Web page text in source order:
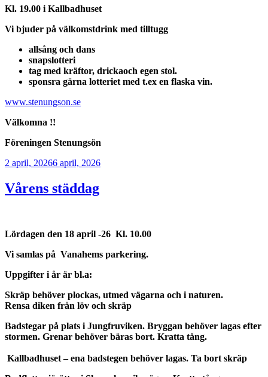
Kl. 19.00 i Kallbadhuset
Vi bjuder på välkomstdrink med tilltugg
allsång och dans
snapslotteri
tag med kräftor, drickaoch egen stol.
sponsra gärna lotteriet med t.ex en flaska vin.
www.stenungson.se
Välkomna !!
Föreningen Stenungsön
Publicerat
2 april, 20266 april, 2026
Vårens städdag
Lördagen den 18 april -26 Kl. 10.00
Vi samlas på Vanahems parkering.
Uppgifter i år är bl.a:
Skräp behöver plockas, utmed vägarna och i naturen.
Rensa diken från löv och skräp
Badstegar på plats i Jungfruviken. Bryggan behöver lagas efter
stormen. Grenar behöver bäras bort. Kratta tång.
Kallbadhuset – ena badstegen behöver lagas. Ta bort skräp